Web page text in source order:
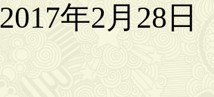
2017年2月28日